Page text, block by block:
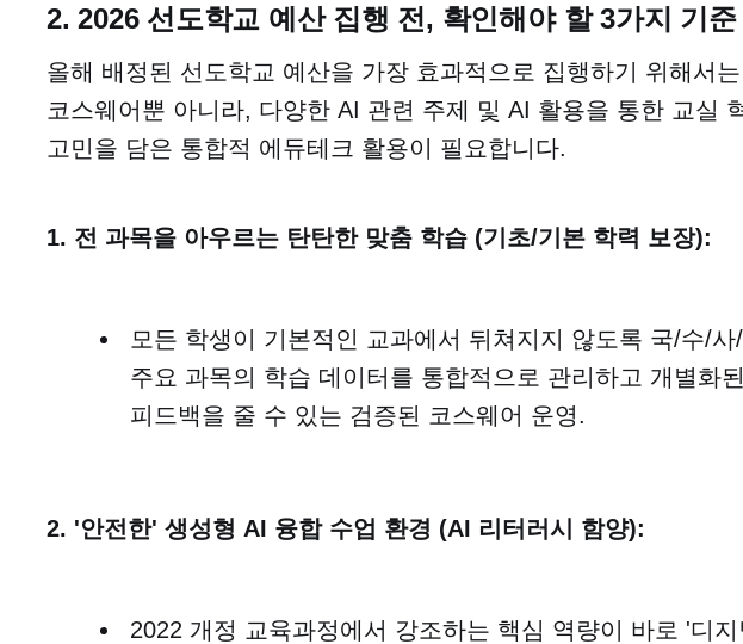
2. 2026 선도학교 예산 집행 전, 확인해야 할 3가지 기준
올해 배정된 선도학교 예산을 가장 효과적으로 집행하기 위해서
코스웨어뿐 아니라, 다양한 AI 관련 주제 및 AI 활용을 통한 교실
고민을 담은 통합적 에듀테크 활용이 필요합니다.
1. 전 과목을 아우르는 탄탄한 맞춤 학습 (기초/기본 학력 보장):
모든 학생이 기본적인 교과에서 뒤쳐지지 않도록 국/수/사
주요 과목의 학습 데이터를 통합적으로 관리하고 개별화된
피드백을 줄 수 있는 검증된 코스웨어 운영.
2. '안전한' 생성형 AI 융합 수업 환경 (AI 리터러시 함양):
2022 개정 교육과정에서 강조하는 핵심 역량이 바로 '디지